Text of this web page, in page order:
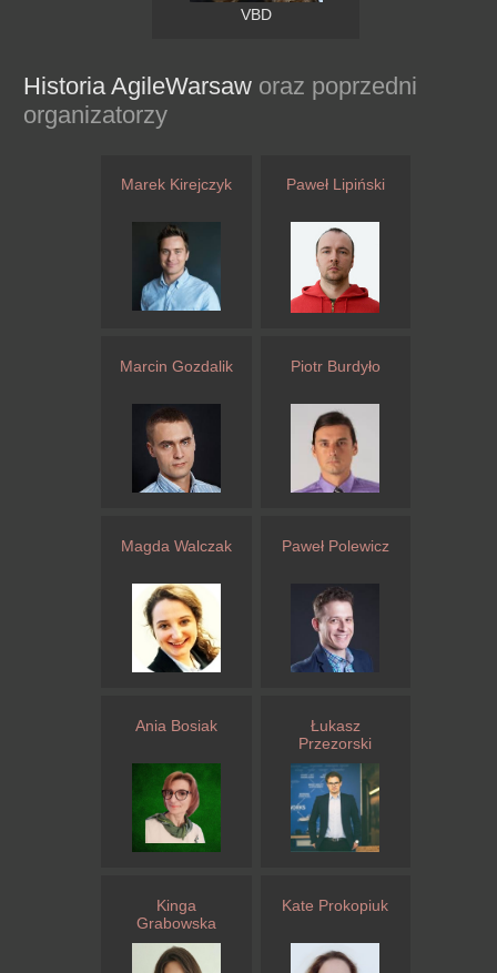
VBD
Historia AgileWarsaw oraz poprzedni
organizatorzy
Marek Kirejczyk Paweł Lipiński
Marcin Gozdalik Piotr Burdyło
Magda Walczak Paweł Polewicz
Ania Bosiak
Łukasz
Przezorski
Kinga
Grabowska
Kate Prokopiuk